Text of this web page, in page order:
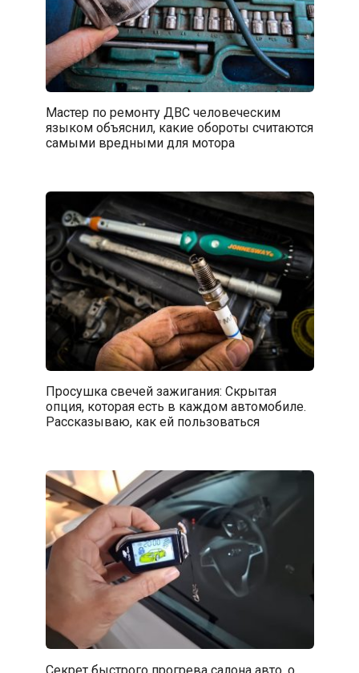
Мастер по ремонту ДВС человеческим
языком объяснил, какие обороты считаются
самыми вредными для мотора
Просушка свечей зажигания: Скрытая
опция, которая есть в каждом автомобиле.
Рассказываю, как ей пользоваться
Секрет быстрого прогрева салона авто, о